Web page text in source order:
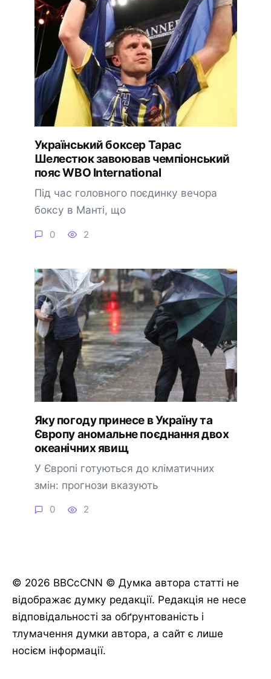
Український боксер Тарас
Шелестюк завоював чемпіонський
пояс WBO International
Під час головного поєдинку вечора
боксу в Манті, що
0 2
Яку погоду принесе в Україну та
Європу аномальне поєднання двох
океанічних явищ
У Європі готуються до кліматичних
змін: прогнози вказують
0 2
© 2026 BBCcCNN © Думка автора статті не
відображає думку редакції. Редакція не несе
відповідальності за обґрунтованість і
тлумачення думки автора, а сайт є лише
носієм інформації.